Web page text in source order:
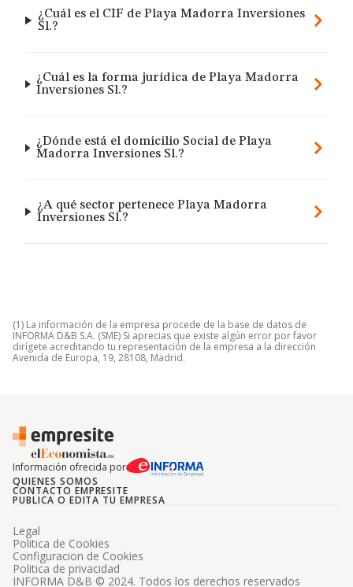
¿Cuál es el CIF de Playa Madorra Inversiones
Sl.?
¿Cuál es la forma jurídica de Playa Madorra
Inversiones Sl.?
¿Dónde está el domicilio Social de Playa
Madorra Inversiones Sl.?
¿A qué sector pertenece Playa Madorra
Inversiones Sl.?
(1) La información de la empresa procede de la base de datos de
INFORMA D&B S.A. (SME) Si aprecias que existe algún error por favor
dirígete acreditando tu representación de la empresa a la dirección
Avenida de Europa, 19, 28108, Madrid.
Información ofrecida por
QUIENES SOMOS
CONTACTO EMPRESITE
PUBLICA O EDITA TU EMPRESA
INFORMA D&B © 2024. Todos los derechos reservados
Legal
Politica de Cookies
Configuracion de Cookies
Politica de privacidad